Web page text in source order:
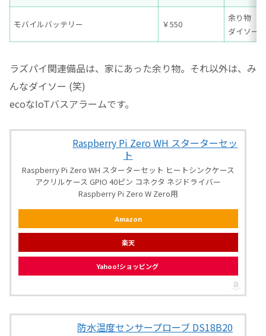
モバイルバッテリー ￥550
余り物
ダイソー
ラズパイ関連備品は、家にあった余り物。それ以外は、み
んなダイソー (笑)
ecoなIoTバスアラームです。
Raspberry Pi Zero WH スターターセッ
ト
Raspberry Pi Zero WH スターターセット ヒートシンクケース
アクリルケース GPIO 40ピン コネクタ ネジドライバー
Raspberry Pi Zero W Zero用
Amazon
楽天
Yahoo!ショッピング
防水温度センサープローブ DS18B20